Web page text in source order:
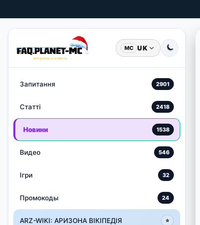
MC UK
Запитання 2901
Статті 2418
Новини 1538
Видео 546
Ігри 32
Промокоды 24
ARZ-WIKI: АРИЗОНА ВІКІПЕДІЯ ⭐